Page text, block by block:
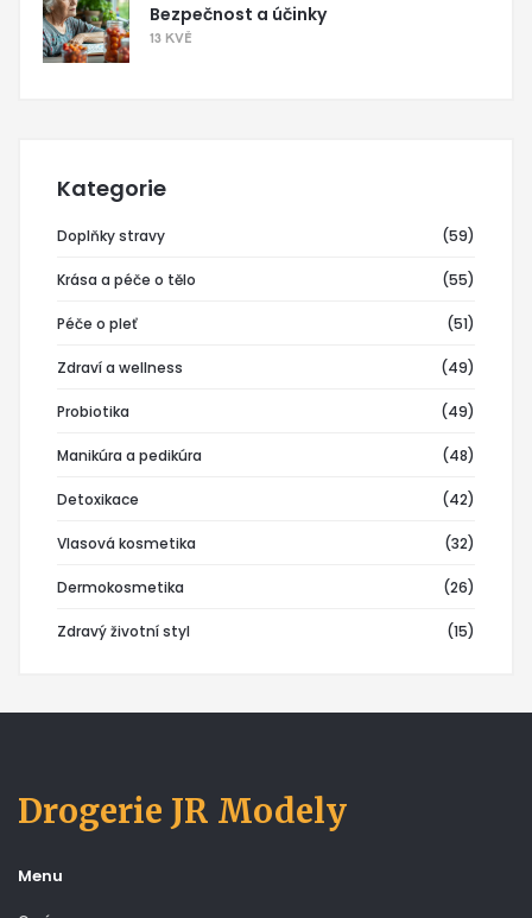
Bezpečnost a účinky
13 KVĚ
Kategorie
Doplňky stravy (59)
Krása a péče o tělo (55)
Péče o pleť (51)
Zdraví a wellness (49)
Probiotika (49)
Manikúra a pedikúra (48)
Detoxikace (42)
Vlasová kosmetika (32)
Dermokosmetika (26)
Zdravý životní styl (15)
Drogerie JR Modely
Menu